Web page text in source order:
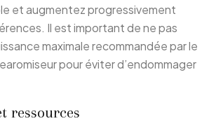
et augmentez progressivement
Il est important de ne pas
maximale recommandée par le
pour éviter d’endommager
ressources